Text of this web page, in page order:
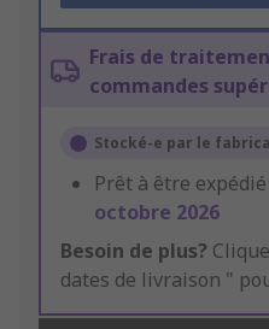
Frais de
commandes
Stocké-e par le
Prêt à être
octobre 2026
Besoin de plus?
dates de livraison "